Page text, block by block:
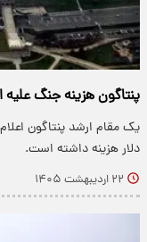
پنتاگون هزینه جنگ علیه
دلار هزینه داشته است.
۲۲ اردیبهشت ۱۴۰۵